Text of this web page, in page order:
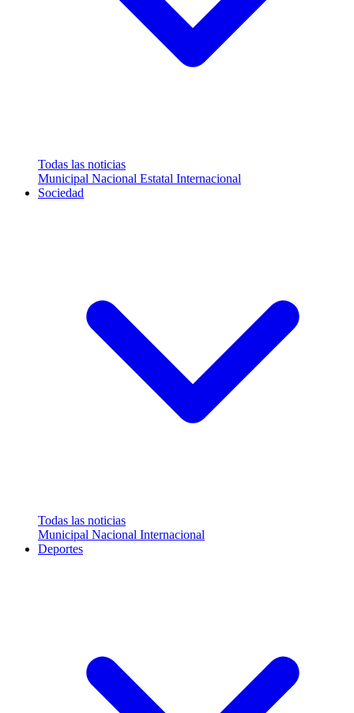
Todas las noticias
Municipal Nacional Estatal Internacional
Sociedad
Todas las noticias
Municipal Nacional Internacional
Deportes